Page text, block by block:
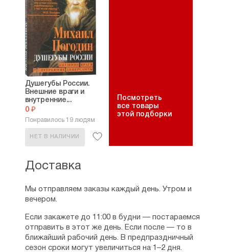
Душегубы России.
Внешние враги и
внутренние...
0 ₽
Понравилось 19 людям
НЕТ В НАЛИЧИИ
Посмотреть
все товары
этой подборки
Доставка
Мы отправляем заказы каждый день. Утром и
вечером.
Если закажете до 11:00 в будни — постараемся
отправить в этот же день. Если после — то в
ближайший рабочий день. В предпраздничный
сезон сроки могут увеличиться на 1–2 дня.